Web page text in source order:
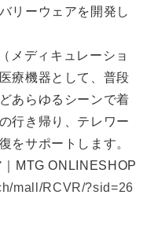
リーウェアを開発し
メディキュレーショ
療機器として、普段
あらゆるシーンで着
行き帰り、テレワー
をサポートします。
MTG ONLINESHOP
mall/RCVR/?sid=26